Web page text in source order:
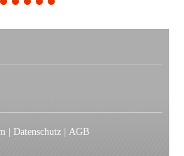
1 2 3 4 5
Datenschutz AGB